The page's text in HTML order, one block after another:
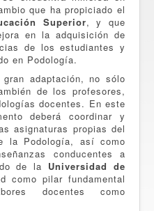
que ha propiciado el
Superior, y que
en la adquisición de
de los estudiantes y
en Podología.
adaptación, no sólo
de los profesores,
docentes. En este
deberá coordinar y
asignaturas propias del
la Podología, así como
conducentes a
de la Universidad de
como pilar fundamental
docentes como